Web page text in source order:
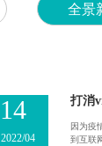
全景
打消
因为疫
到互联
14
2022/04